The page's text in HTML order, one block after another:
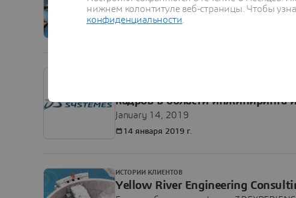
Dassault Systèmes и
кадров в области инжиниринга
January 14, 2019
14 января 2019 г.
Yellow River Engineering
ИСТОРИИ КЛИЕНТОВ
нижнем колонтитуле веб-страницы. Чтобы
конфиденциальности